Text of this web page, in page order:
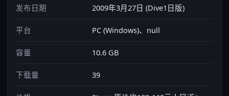
发布日期 2009年3月27日 (Dive1日版)
平台 PC (Windows)、null
容量 10.6 GB
下载量 39